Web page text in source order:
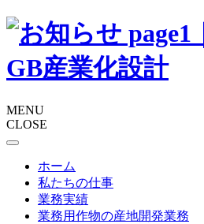
MENU
CLOSE
ホーム
私たちの仕事
業務実績
業務用作物の産地開発業務